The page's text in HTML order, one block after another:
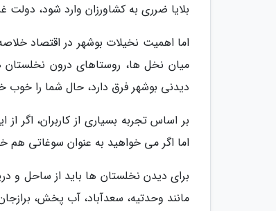
بلایا ضرری به کشاورزان وارد شود،
اما اهمیت نخیلات بوشهر در اقتصاد
میان نخل ها، روستاهای درون
دیدنی بوشهر فرق دارد، حال شما را خوب
بر اساس تجربه بسیاری از کاربران، اگر
اما اگر می خواهید به عنوان سوغاتی هم
برای دیدن نخلستان ها باید از ساحل و
مانند وحدتیه، سعدآباد، آب پخش،